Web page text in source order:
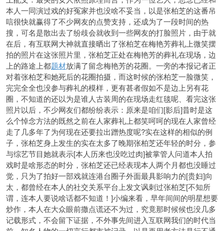
本人一同演过戏的好冤家并也没啥不妥当，以是张柏芝的这番吊
唁很快就赢得了不少网友的点赞支持，还成为了一段时间的热
搜，可名是散出去了纷歧会就收到一些网友的打脸照片，由于就
在后，有互联网大神就直接晒出了张柏芝在梅艳芳葬礼上微笑摆
拍的照片在这张照片里，张柏芝正处在梅艳芳的葬礼在现场，边
上的路途上都题材放满了留念梅艳芳的花圈。一旁的本报记者正
对着张柏芝和她死后的花圈拍摄，而这时候的张柏芝一脸微笑，
完完全全也没参与葬礼的模样，更有甚者假如不是边上另有花
圈，不知道的还以为是谁人古装周的在现场走红毯呢、看完这张
照片以后，不少网友们都纷纷表示：原来是咱们[影后]昔时是这
么个悼念方法的既然之前在人家葬礼上都笑呵呵的现在人家曾经
走了几多年了为何现在还要拉出蹭热度呢?实在这样的相似的例
子，张柏芝身上发生的实在太多了晚期张柏芝还年轻的时分，参
与综艺节目她就表示[本人历来也没吃过肉]被掌管人问道本人拍
戏时是啥形态的时分，张柏芝还已经表现本人两个月都也没睡过
觉，只为了拍好一部戏就连港台圈子外面最具影响力的[贵妇]向
太，都曾经在本人的社交关系平台上发文讽刺过张柏芝[不知所
谓，连本人要说啥话都不知道！]小编来看，早年间间的明星想要
炒作，本人在大众眼前撒点谎还不为过，究竟那时候候也没几多
记载形式，不会留下证据，不外事先间进入互联网我们的时代当